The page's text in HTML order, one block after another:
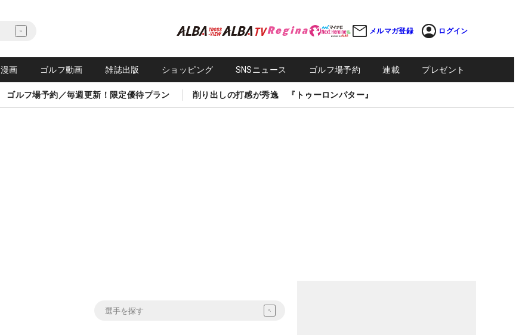
メルマガ登録 ログイン
漫画 ゴルフ動画 雑誌出版 ショッピング SNSニュース ゴルフ場予約 連載 プレゼント
ゴルフ場予約／毎週更新！限定優待プラン 削り出しの打感が秀逸 『トゥーロンパター』